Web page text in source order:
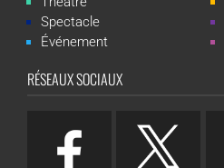
Spectacle
Événement
RÉSEAUX SOCIAUX